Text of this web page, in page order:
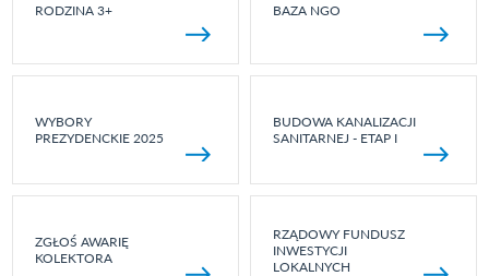
RODZINA 3+ BAZA NGO
WYBORY
PREZYDENCKIE 2025
BUDOWA KANALIZACJI
SANITARNEJ - ETAP I
ZGŁOŚ AWARIĘ
KOLEKTORA
RZĄDOWY FUNDUSZ
INWESTYCJI
LOKALNYCH